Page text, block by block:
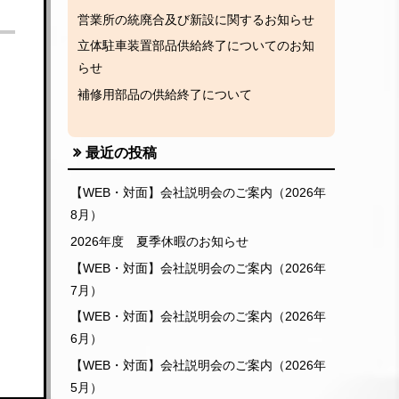
営業所の統廃合及び新設に関するお知らせ
立体駐車装置部品供給終了についてのお知
らせ
補修用部品の供給終了について
最近の投稿
【WEB・対面】会社説明会のご案内（2026年
8月）
2026年度 夏季休暇のお知らせ
【WEB・対面】会社説明会のご案内（2026年
7月）
【WEB・対面】会社説明会のご案内（2026年
6月）
【WEB・対面】会社説明会のご案内（2026年
5月）